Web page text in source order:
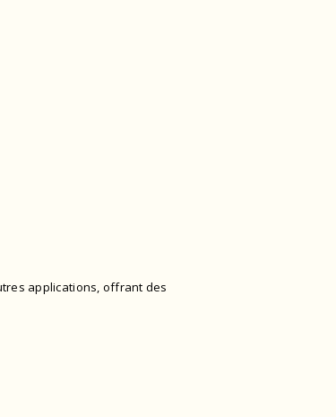
applications, offrant des